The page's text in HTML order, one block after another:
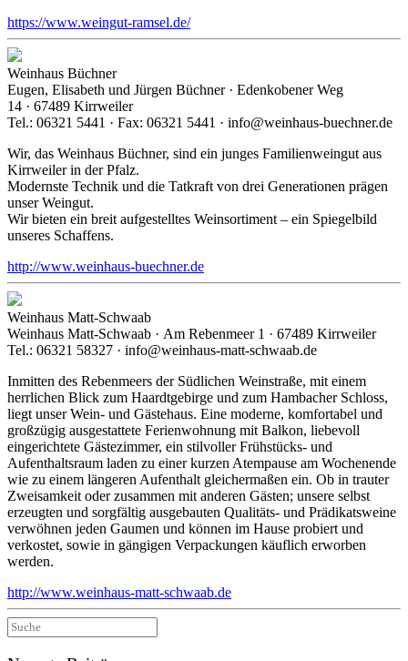
https://www.weingut-ramsel.de/
Weinhaus Büchner
Eugen, Elisabeth und Jürgen Büchner · Edenkobener Weg
14 · 67489 Kirrweiler
Tel.: 06321 5441 · Fax: 06321 5441 · info@weinhaus-buechner.de
Wir, das Weinhaus Büchner, sind ein junges Familienweingut aus
Kirrweiler in der Pfalz.
Modernste Technik und die Tatkraft von drei Generationen prägen
unser Weingut.
Wir bieten ein breit aufgestelltes Weinsortiment – ein Spiegelbild
unseres Schaffens.
http://www.weinhaus-buechner.de
Weinhaus Matt-Schwaab
Weinhaus Matt-Schwaab · Am Rebenmeer 1 · 67489 Kirrweiler
Tel.: 06321 58327 · info@weinhaus-matt-schwaab.de
Inmitten des Rebenmeers der Südlichen Weinstraße, mit einem
herrlichen Blick zum Haardtgebirge und zum Hambacher Schloss,
liegt unser Wein- und Gästehaus. Eine moderne, komfortabel und
großzügig ausgestattete Ferienwohnung mit Balkon, liebevoll
eingerichtete Gästezimmer, ein stilvoller Frühstücks- und
Aufenthaltsraum laden zu einer kurzen Atempause am Wochenende
wie zu einem längeren Aufenthalt gleichermaßen ein. Ob in trauter
Zweisamkeit oder zusammen mit anderen Gästen; unsere selbst
erzeugten und sorgfältig ausgebauten Qualitäts- und Prädikatsweine
verwöhnen jeden Gaumen und können im Hause probiert und
verkostet, sowie in gängigen Verpackungen käuflich erworben
werden.
http://www.weinhaus-matt-schwaab.de
Suche
nach: